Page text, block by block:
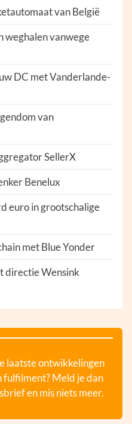
van België
weghalen vanwege
DC met Vanderlande-
van
SellerX
Benelux
euro in grootschalige
met Blue Yonder
directie Wensink
laatste ontwikkelingen
fulfilment? Meld je dan
en mis niets meer.